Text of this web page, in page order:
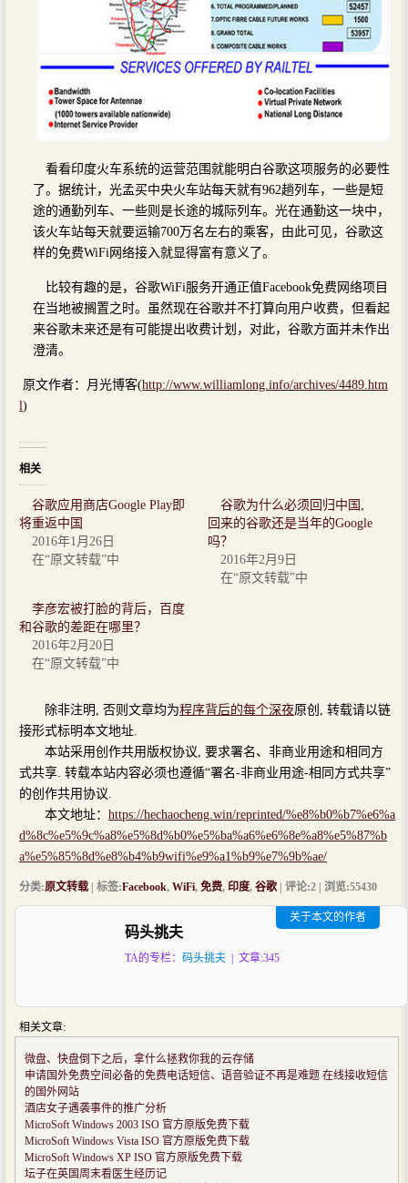
看看印度火车系统的运营范围就能明白谷歌这项服务的必要性
了。据统计，光孟买中央火车站每天就有962趟列车，一些是短
途的通勤列车、一些则是长途的城际列车。光在通勤这一块中，
该火车站每天就要运输700万名左右的乘客，由此可见，谷歌这
样的免费WiFi网络接入就显得富有意义了。
比较有趣的是，谷歌WiFi服务开通正值Facebook免费网络项目
在当地被搁置之时。虽然现在谷歌并不打算向用户收费，但看起
来谷歌未来还是有可能提出收费计划，对此，谷歌方面并未作出
澄清。
原文作者：月光博客(http://www.williamlong.info/archives/4489.htm
l)
相关
谷歌应用商店Google Play即
将重返中国
2016年1月26日
在“原文转载”中
谷歌为什么必须回归中国,
回来的谷歌还是当年的Google
吗？
2016年2月9日
在“原文转载”中
李彦宏被打脸的背后，百度
和谷歌的差距在哪里？
2016年2月20日
在“原文转载”中
除非注明, 否则文章均为程序背后的每个深夜原创, 转载请以链
接形式标明本文地址.
本站采用创作共用版权协议, 要求署名、非商业用途和相同方
式共享. 转载本站内容必须也遵循“署名-非商业用途-相同方式共享”
的创作共用协议.
本文地址： https://hechaocheng.win/reprinted/%e8%b0%b7%e6%a
d%8c%e5%9c%a8%e5%8d%b0%e5%ba%a6%e6%8e%a8%e5%87%b
a%e5%85%8d%e8%b4%b9wifi%e9%a1%b9%e7%9b%ae/
分类:原文转载 | 标签:Facebook, WiFi, 免费, 印度, 谷歌| 评论:2 | 浏览:55430
码头挑夫
TA的专栏： 码头挑夫 | 文章:345
关于本文的作者
相关文章:
微盘、快盘倒下之后，拿什么拯救你我的云存储
申请国外免费空间必备的免费电话短信、语音验证不再是难题 在线接收短信
的国外网站
酒店女子遇袭事件的推广分析
MicroSoft Windows 2003 ISO 官方原版免费下载
MicroSoft Windows Vista ISO 官方原版免费下载
MicroSoft Windows XP ISO 官方原版免费下载
坛子在英国周末看医生经历记